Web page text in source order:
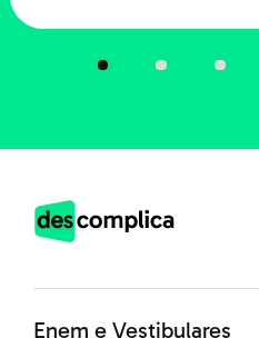
limpo, arejado e, de
ser crucial pra obtenção de
Enem e Vestibulares